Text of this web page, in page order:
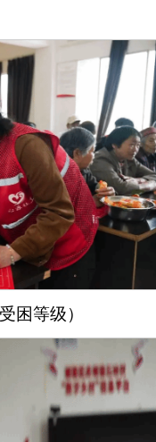
困等级）